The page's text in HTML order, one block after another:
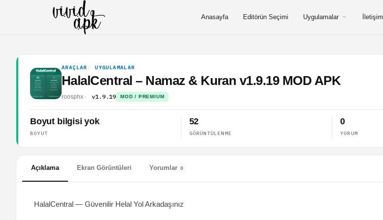
Anasayfa Editörün Seçimi Uygulamalar İletişim
ARAÇLAR UYGULAMALAR
HalalCentral – Namaz & Kuran v1.9.19 MOD APK
roosphx v1.9.19 MOD / PREMIUM
Boyut bilgisi yok
BOYUT
52
GÖRÜNTÜLENME
0
YORUM
Açıklama Ekran Görüntüleri Yorumlar 0
HalalCentral — Güvenilir Helal Yol Arkadaşınız